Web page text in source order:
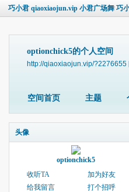
巧小君 qiaoxiaojun.vip 小君广场舞 巧
optionchick5的个人空间
http://qiaoxiaojun.vip/?2276655
空间首页 主题
头像
optionchick5
收听TA
加为好友
给我留言
打个招呼